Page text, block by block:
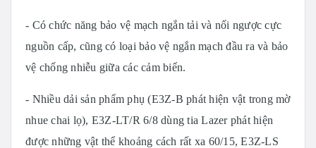
- Có chức năng bảo vệ mạch ngắn tải và nối ngược cực
nguồn cấp, cũng có loại bảo vệ ngắn mạch đầu ra và bảo
vệ chống nhiễu giữa các cảm biến.
- Nhiều dải sản phẩm phụ (E3Z-B phát hiện vật trong mờ
nhue chai lọ), E3Z-LT/R 6/8 dùng tia Lazer phát hiện
được những vật thể khoảng cách rất xa 60/15, E3Z-LS